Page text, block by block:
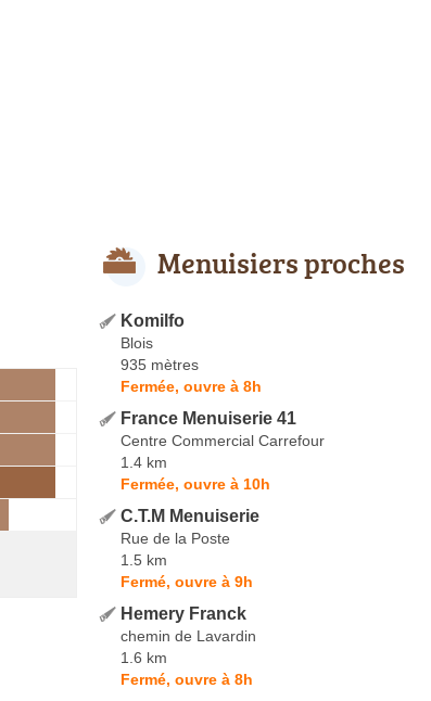
Menuisiers proches
Komilfo
Blois
935 mètres
Fermée, ouvre à 8h
France Menuiserie 41
Centre Commercial Carrefour
1.4 km
Fermée, ouvre à 10h
C.T.M Menuiserie
Rue de la Poste
1.5 km
Fermé, ouvre à 9h
Hemery Franck
chemin de Lavardin
1.6 km
Fermé, ouvre à 8h